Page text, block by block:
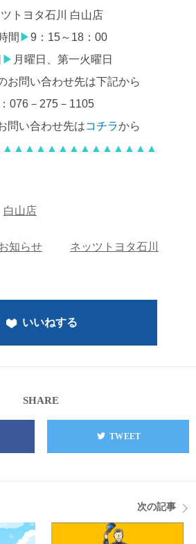
トヨタ石川 白山店
間 ▶9：15～18：00
▶ 月曜日、第一火曜日
お問い合わせ先は下記から
：076－275－1105
問い合わせ先はコチラから
白山店
知らせ ネッツトヨタ石川
いいねする
SHARE
TWEET
次の記事